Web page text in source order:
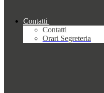
Contatti
Contatti
Orari Segreteria